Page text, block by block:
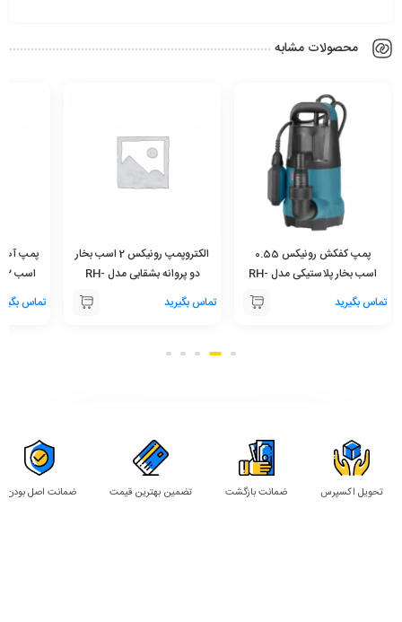
محصولات مشابه
پمپ کفکش رونیکس 0.55
اسب بخار پلاستیکی مدل RH-
تماس بگیرید
الکتروپمپ رونیکس 2 اسب بخار
دو پروانه بشقابی مدل RH-
تماس بگیرید بدنهتماس
تحویل اکسپرس ضمانت بازگشت تضمین بهترین قیمت ضمانت اصل بودن